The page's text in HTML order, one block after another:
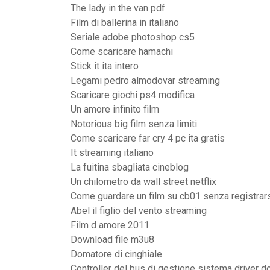
The lady in the van pdf
Film di ballerina in italiano
Seriale adobe photoshop cs5
Come scaricare hamachi
Stick it ita intero
Legami pedro almodovar streaming
Scaricare giochi ps4 modifica
Un amore infinito film
Notorious big film senza limiti
Come scaricare far cry 4 pc ita gratis
It streaming italiano
La fuitina sbagliata cineblog
Un chilometro da wall street netflix
Come guardare un film su cb01 senza
Abel il figlio del vento streaming
Film d amore 2011
Download file m3u8
Domatore di cinghiale